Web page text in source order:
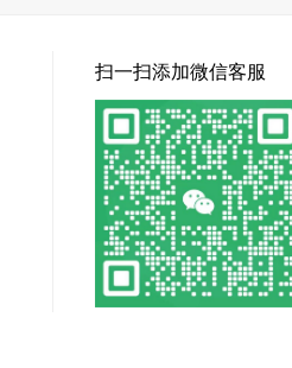
扫一扫添加微信客服